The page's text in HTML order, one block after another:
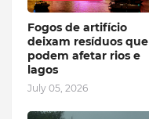
Fogos de artifício
deixam resíduos que
podem afetar rios e
lagos
July 05, 2026